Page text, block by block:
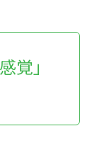
覚」